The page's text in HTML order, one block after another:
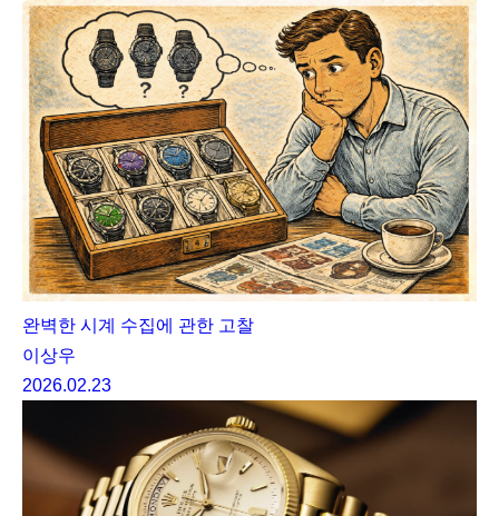
완벽한 시계 수집에 관한 고찰
이상우
2026.02.23